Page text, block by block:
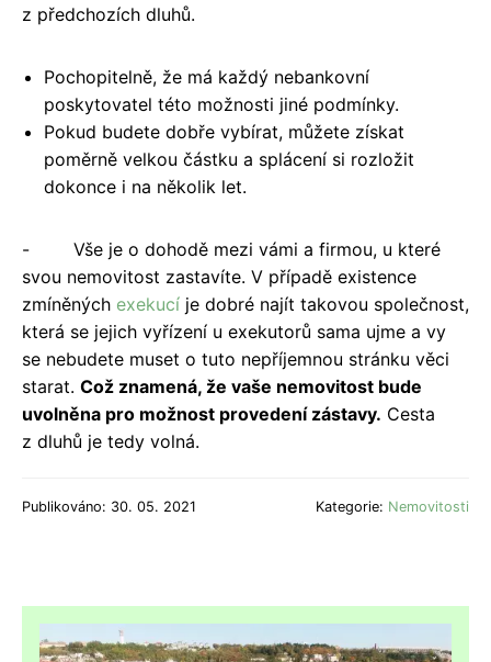
z předchozích dluhů.
Pochopitelně, že má každý nebankovní
poskytovatel této možnosti jiné podmínky.
Pokud budete dobře vybírat, můžete získat
poměrně velkou částku a splácení si rozložit
dokonce i na několik let.
- Vše je o dohodě mezi vámi a firmou, u které
svou nemovitost zastavíte. V případě existence
zmíněných exekucí je dobré najít takovou společnost,
která se jejich vyřízení u exekutorů sama ujme a vy
se nebudete muset o tuto nepříjemnou stránku věci
starat. Což znamená, že vaše nemovitost bude
uvolněna pro možnost provedení zástavy. Cesta
z dluhů je tedy volná.
Publikováno: 30. 05. 2021 Kategorie: Nemovitosti